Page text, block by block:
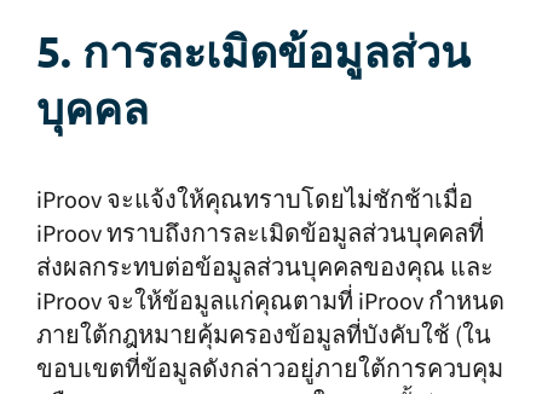
5. การละเมิดข้อมูลส่วน
บุคคล
iProov จะแจ้งให้คุณทราบโดยไม่ชักช้าเมื่อ
iProov ทราบถึงการละเมิดข้อมูลส่วนบุคคลที่
ส่งผลกระทบต่อข้อมูลส่วนบุคคลของคุณ และ
iProov จะให้ข้อมูลแก่คุณตามที่ iProov กำหนด
ภายใต้กฎหมายคุ้มครองข้อมูลที่บังคับใช้ (ใน
ขอบเขตที่ข้อมูลดังกล่าวอยู่ภายใต้การควบคุม